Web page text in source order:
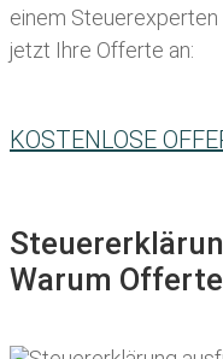
einem Steuerexperten
jetzt Ihre Offerte an:
KOSTENLOSE
Warum